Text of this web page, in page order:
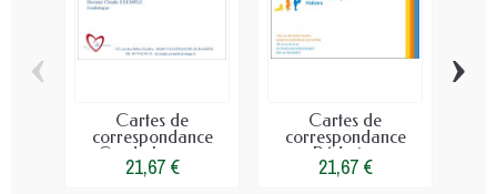
Cartes de
correspondance
Cardiologue...
21,67 €
Cartes de
correspondance
Pédiatre
21,67 €
‹ ›